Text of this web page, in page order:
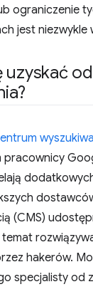
ograniczenie
jest niezwykle
uzyskać
pracownicy
(CMS)
hakerów.
specjalisty od